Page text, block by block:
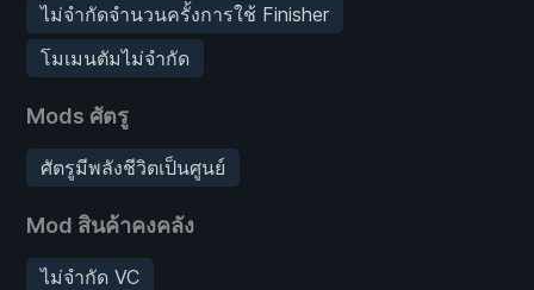
ไม่จำกัดจำนวนครั้งการใช้ Finisher
โมเมนตัมไม่จำกัด
Mods ศัตรู
ศัตรูมีพลังชีวิตเป็นศูนย์
Mod สินค้าคงคลัง
ไม่จำกัด VC